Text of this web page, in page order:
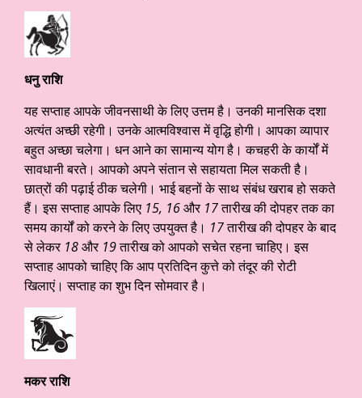
धनु राशि
यह सप्ताह आपके जीवनसाथी के लिए उत्तम है। उनकी मानसिक दशा
अत्यंत अच्छी रहेगी। उनके आत्मविश्वास में वृद्धि होगी। आपका व्यापार
बहुत अच्छा चलेगा। धन आने का सामान्य योग है। कचहरी के कार्यों में
सावधानी बरते। आपको अपने संतान से सहायता मिल सकती है।
छात्रों की पढ़ाई ठीक चलेगी। भाई बहनों के साथ संबंध खराब हो सकते
हैं। इस सप्ताह आपके लिए 15, 16और 17तारीख की दोपहर तक का
समय कार्यों को करने के लिए उपयुक्त है। 17तारीख की दोपहर के बाद
से लेकर 18और 19तारीख को आपको सचेत रहना चाहिए। इस
सप्ताह आपको चाहिए कि आप प्रतिदिन कुत्ते को तंदूर की रोटी
खिलाएं। सप्ताह का शुभ दिन सोमवार है।
मकर राशि